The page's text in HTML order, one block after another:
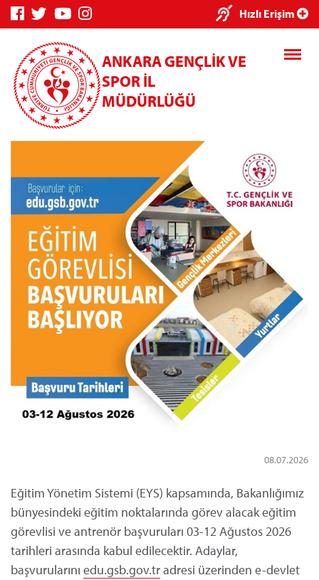
Hızlı Erişim
ANKARA GENÇLİK VE
SPOR İL
MÜDÜRLÜĞÜ
08.07.2026
Eğitim Yönetim Sistemi (EYS) kapsamında, Bakanlığımız
bünyesindeki eğitim noktalarında görev alacak eğitim
görevlisi ve antrenör başvuruları 03-12 Ağustos 2026
tarihleri arasında kabul edilecektir. Adaylar,
başvurularını edu.gsb.gov.tradresi üzerinden e-devlet
×
Sistemi
Spor Bilgi
Sistemi
Kredi/Yurt
İşlemleri
Kredi/Yurt E-
Ödeme